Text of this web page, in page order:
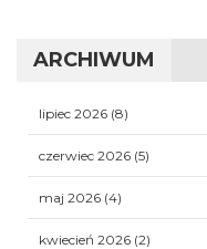
ARCHIWUM
lipiec 2026 (8)
czerwiec 2026 (5)
maj 2026 (4)
kwiecień 2026 (2)